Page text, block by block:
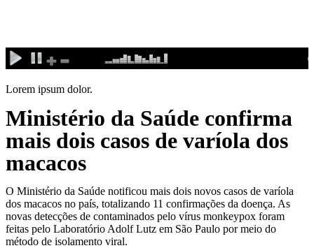
conteúdo
Lorem ipsum dolor.
Ministério da Saúde confirma
mais dois casos de varíola dos
macacos
O Ministério da Saúde notificou mais dois novos casos de varíola
dos macacos no país, totalizando 11 confirmações da doença. As
novas detecções de contaminados pelo vírus monkeypox foram
feitas pelo Laboratório Adolf Lutz em São Paulo por meio do
método de isolamento viral.